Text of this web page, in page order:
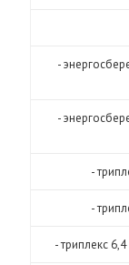
-
-
-
-
- триплекс